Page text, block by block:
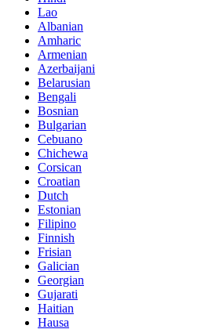
Lao
Albanian
Amharic
Armenian
Azerbaijani
Belarusian
Bengali
Bosnian
Bulgarian
Cebuano
Chichewa
Corsican
Croatian
Dutch
Estonian
Filipino
Finnish
Frisian
Galician
Georgian
Gujarati
Haitian
Hausa